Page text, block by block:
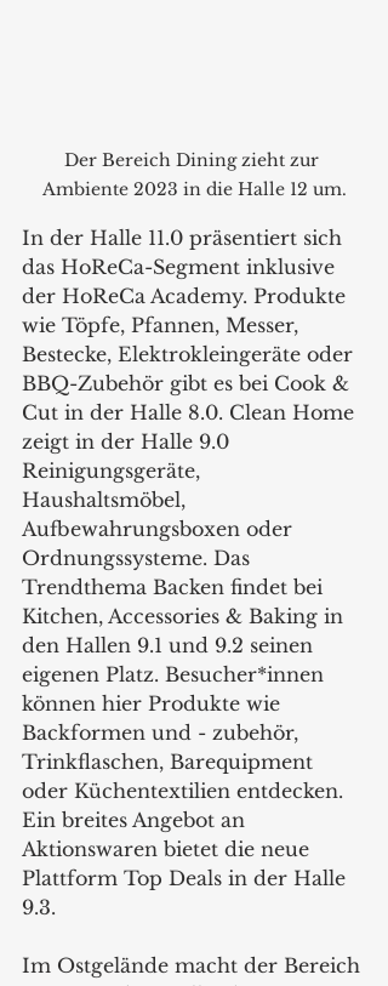
Der Bereich Dining zieht zur
Ambiente 2023 in die Halle 12 um.
In der Halle 11.0 präsentiert sich
das HoReCa-Segment inklusive
der HoReCa Academy. Produkte
wie Töpfe, Pfannen, Messer,
Bestecke, Elektrokleingeräte oder
BBQ-Zubehör gibt es bei Cook &
Cut in der Halle 8.0. Clean Home
zeigt in der Halle 9.0
Reinigungsgeräte,
Haushaltsmöbel,
Aufbewahrungsboxen oder
Ordnungssysteme. Das
Trendthema Backen findet bei
Kitchen, Accessories & Baking in
den Hallen 9.1 und 9.2 seinen
eigenen Platz. Besucher*innen
können hier Produkte wie
Backformen und - zubehör,
Trinkflaschen, Barequipment
oder Küchentextilien entdecken.
Ein breites Angebot an
Aktionswaren bietet die neue
Plattform Top Deals in der Halle
9.3.
Im Ostgelände macht der Bereich